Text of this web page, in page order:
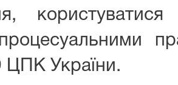
ЦПК України.